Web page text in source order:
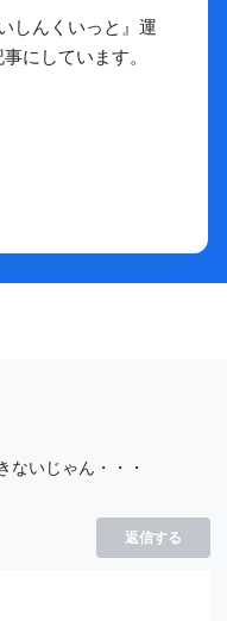
しんくいっと』運
にしています。
ないじゃん・・・
返信する